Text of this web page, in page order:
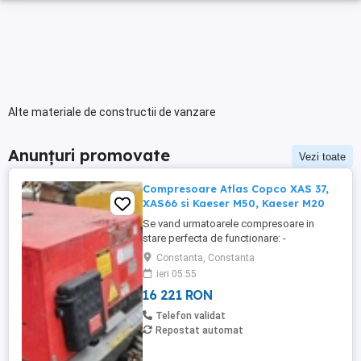
Alte materiale de constructii de vanzare
Anunțuri promovate Vezi toate
Compresoare Atlas Copco XAS 37,
XAS66 si Kaeser M50, Kaeser M20
Se vand urmatoarele compresoare in
stare perfecta de functionare: -
Compresor Atlas Copco XAS37, anul
fabricatiei 2002, ore de functionare: 2862,
au fost efectuate schimbul de ulei si filtru.
Pret vanzare: 3.100 Euro - Compresor
KAESER M50, anul fabricatiei 2013, ore de
functionare: 2293. Pret vanzare: ...
Constanta, Constanta
ieri 05:55
16 221 RON
Telefon validat
Repostat automat